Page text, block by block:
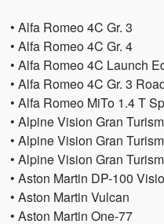
• Alfa Romeo 4C Gr. 3
• Alfa Romeo 4C Gr. 4
• Alfa Romeo 4C Launch
• Alfa Romeo 4C Gr. 3
• Alfa Romeo MiTo 1.4 T
• Alpine Vision Gran
• Alpine Vision Gran
• Alpine Vision Gran
• Aston Martin DP-100
• Aston Martin Vulcan
• Aston Martin One-77